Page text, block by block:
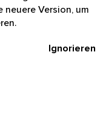
neuere Version, um
Ignorieren